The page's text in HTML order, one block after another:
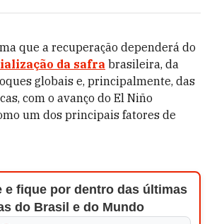
que a recuperação dependerá do
da safra brasileira, da
globais e, principalmente, das
com o avanço do El Niño
um dos principais fatores de
e fique por dentro das últimas
do Brasil e do Mundo